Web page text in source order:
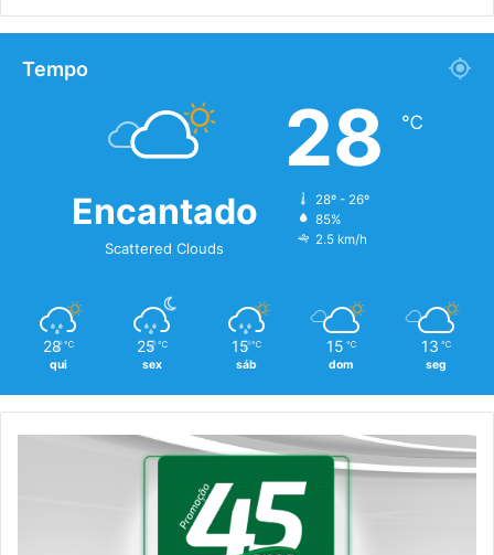
Tempo
Encantado
Scattered Clouds
28 ℃
28º - 26º
85%
2.5 km/h
28 ℃
qui
25 ℃
sex
15 ℃
sáb
15 ℃
dom
13 ℃
seg